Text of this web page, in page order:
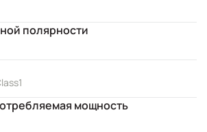
полярности
мощность